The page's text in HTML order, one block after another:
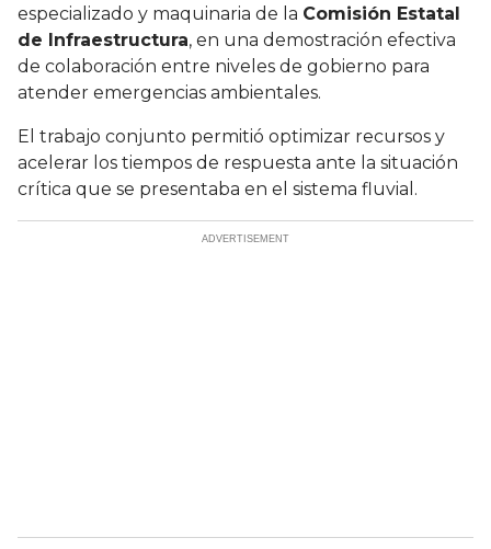
especializado y maquinaria de la Comisión Estatal
de Infraestructura, en una demostración efectiva
de colaboración entre niveles de gobierno para
atender emergencias ambientales.
El trabajo conjunto permitió optimizar recursos y
acelerar los tiempos de respuesta ante la situación
crítica que se presentaba en el sistema fluvial.